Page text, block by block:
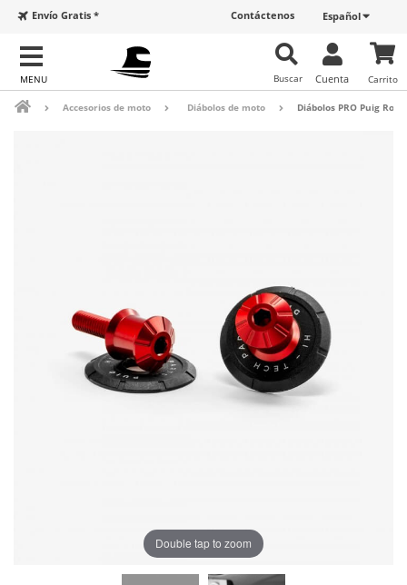
Español
Contáctenos
Envío Gratis *
Carrito
Cuenta
Buscar
Accesorios de moto Diábolos de moto Diábolos PRO Puig
Double tap to zoom